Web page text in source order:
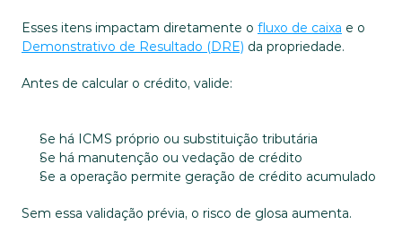
Esses itens impactam diretamente o fluxo de caixa
Demonstrativo de Resultado (DRE) da propriedade.
Antes de calcular o crédito, valide:
Se há ICMS próprio ou substituição tributária
Se há manutenção ou vedação de crédito
Se a operação permite geração de crédito acumulado
Sem essa validação prévia, o risco de glosa aumenta.